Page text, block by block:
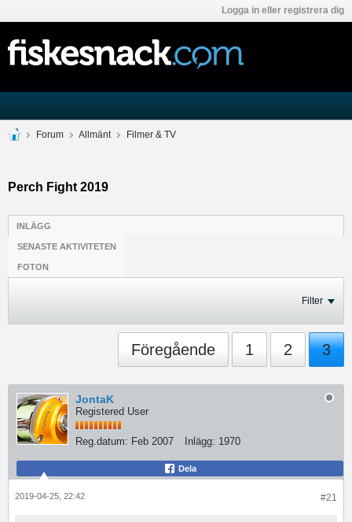
Logga in eller registrera dig
Forum Allmänt Filmer & TV
Perch Fight 2019
INLÄGG
SENASTE AKTIVITETEN
FOTON
Filter
Föregående 1 2 3
JontaK
Registered User
Reg.datum: Feb 2007 Inlägg: 1970
Dela
#21
2019-04-25, 22:42